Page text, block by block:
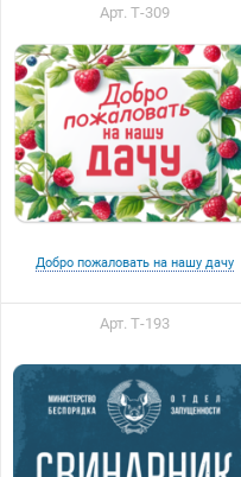
Арт. Т-309
Добро пожаловать на нашу дачу
Арт. Т-193